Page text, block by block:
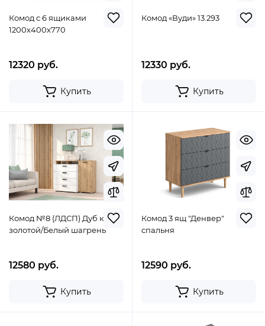
Комод с 6 ящиками
1200х400х770
12320 руб.
Купить
Комод «Вуди» 13.293
12330 руб.
Купить
Комод №8 (ЛДСП) Дуб крафт
золотой/Белый шагрень
12580 руб.
Купить
Комод 3 ящ "Денвер"
спальня
12590 руб.
Купить